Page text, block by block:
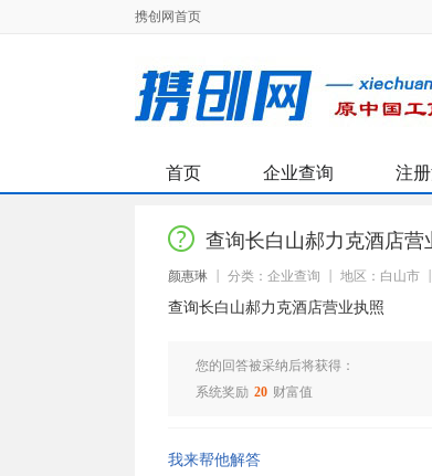
携创网首页
首页 企业查询 注
查询长白山郝力克酒店营
颜惠琳 分类：企业查询 地区：白山市
查询长白山郝力克酒店营业执照
您的回答被采纳后将获得：
系统奖励 20 财富值
我来帮他解答